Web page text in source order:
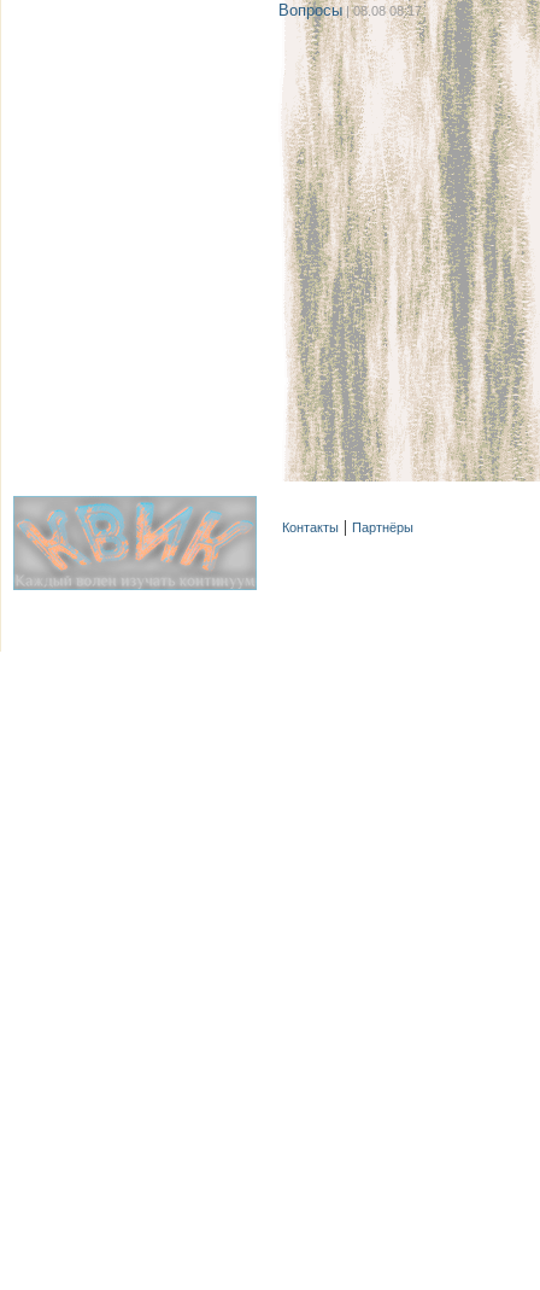
Вопросы | 08.08 08:17
Контакты Партнёры